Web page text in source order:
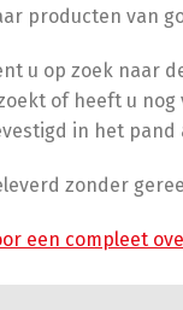
producten van
u op zoek naar
of heeft u nog
in het pand
zonder
een compleet